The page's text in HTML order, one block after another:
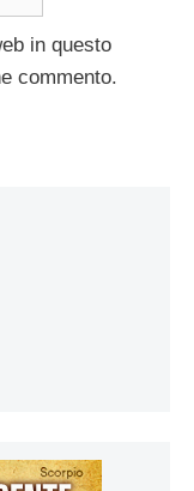
in questo
commento.